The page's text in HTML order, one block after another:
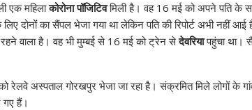
एक महिलाकोरोना पॉजिटिवमिली है। वह 16 मई को अपने पति के
दोनों का सैंपल भेजा गया था लेकिन पति की रिपोर्ट अभी नहीं आई
रहने वाला है। वह भी मुम्बई से 16 मई को ट्रेन सेदेवरियापहुंचा था।
रेलवे अस्पताल गोरखपुर भेजा जा रहा है। संक्रमित मिले लोगों के
गए हैं।